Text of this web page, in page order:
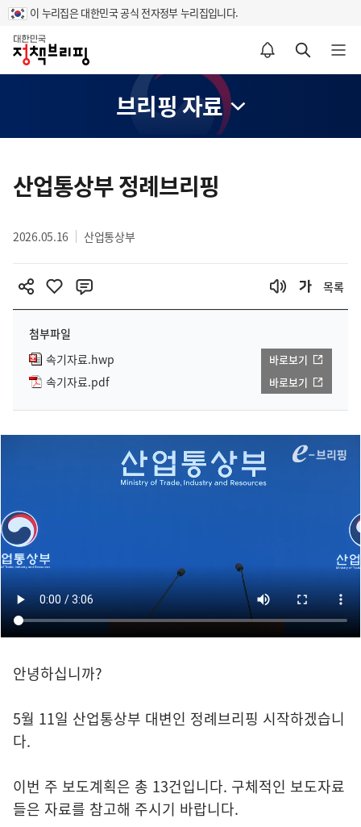
이 누리집은 대한민국 공식 전자정부 누리집입니다.
홈
알림설정 바로가기 검색 바로가기 메뉴 열기
브리핑 자료
츠
역
산업통상부 정례브리핑
2026.05.16 산업통상부
목록
첨부파일
속기자료.hwp
바로보기
속기자료.pdf 바로보기
안녕하십니까?
5월 11일 산업통상부 대변인 정례브리핑 시작하겠습니
다.
이번 주 보도계획은 총 13건입니다. 구체적인 보도자료
들은 자료를 참고해 주시기 바랍니다.